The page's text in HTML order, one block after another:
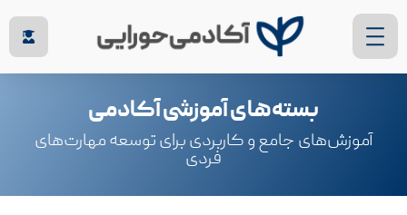
بسته‌های آموزشی آکادمی
آموزش‌های جامع و کاربردی برای توسعه مهارت‌های
فردی